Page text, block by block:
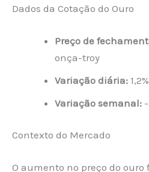
Dados da Cotação do Ouro
Preço de
onça-troy
Variação diária: 1,2%
Variação semanal:
Contexto do Mercado
O aumento no preço do